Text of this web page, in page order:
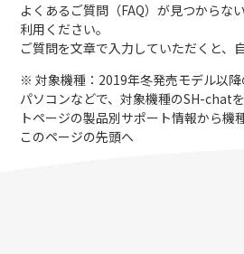
よくあるご質問（FAQ）が見つからな
利用ください。
ご質問を文章で入力していただくと、
※ 対象機種：2019年冬発売モデル以
パソコンなどで、対象機種のSH-chat
トページの製品別サポート情報から機
このページの先頭へ